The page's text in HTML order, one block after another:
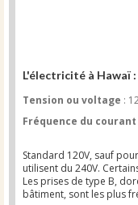
L'électricité à Hawaï :
Tension ou voltage :
Fréquence du courant
Standard 120V, sauf
utilisent du 240V.
Les prises de type B,
bâtiment, sont les plus